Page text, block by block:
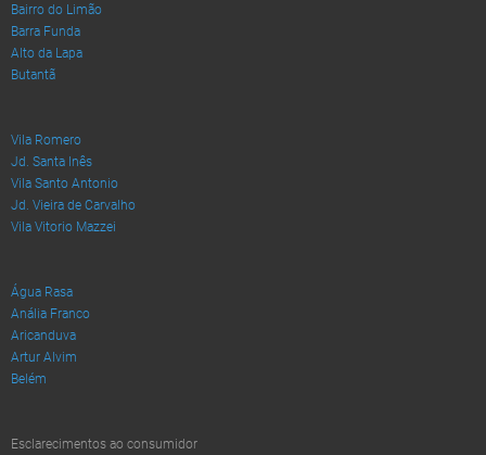
Bairro do Limão
Barra Funda
Alto da Lapa
Butantã
Vila Romero
Jd. Santa Inês
Vila Santo Antonio
Jd. Vieira de Carvalho
Vila Vitorio Mazzei
Água Rasa
Anália Franco
Aricanduva
Artur Alvim
Belém
Esclarecimentos ao consumidor